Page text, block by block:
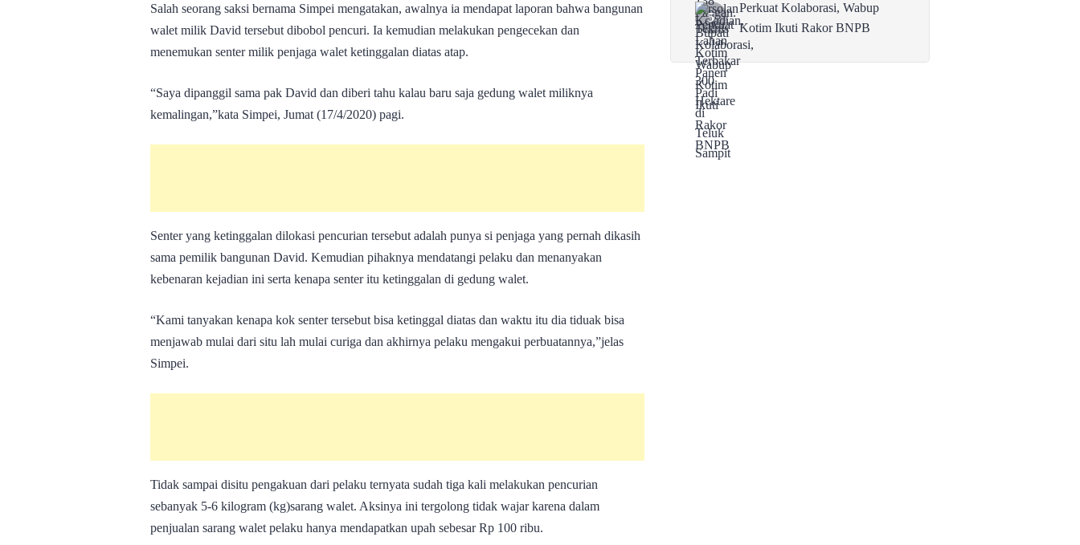
Salah seorang saksi bernama Simpei mengatakan, awalnya ia mendapat laporan bahwa bangunan
walet milik David tersebut dibobol pencuri. Ia kemudian melakukan pengecekan dan
menemukan senter milik penjaga walet ketinggalan diatas atap.
“Saya dipanggil sama pak David dan diberi tahu kalau baru saja gedung walet miliknya
kemalingan,”kata Simpei, Jumat (17/4/2020) pagi.
Senter yang ketinggalan dilokasi pencurian tersebut adalah punya si penjaga yang pernah dikasih
sama pemilik bangunan David. Kemudian pihaknya mendatangi pelaku dan menanyakan
kebenaran kejadian ini serta kenapa senter itu ketinggalan di gedung walet.
“Kami tanyakan kenapa kok senter tersebut bisa ketinggal diatas dan waktu itu dia tiduak bisa
menjawab mulai dari situ lah mulai curiga dan akhirnya pelaku mengakui perbuatannya,”jelas
Simpei.
Tidak sampai disitu pengakuan dari pelaku ternyata sudah tiga kali melakukan pencurian
sebanyak 5-6 kilogram (kg)sarang walet. Aksinya ini tergolong tidak wajar karena dalam
penjualan sarang walet pelaku hanya mendapatkan upah sebesar Rp 100 ribu.
Perkuat Kolaborasi, Wabup
Kotim Ikuti Rakor BNPB